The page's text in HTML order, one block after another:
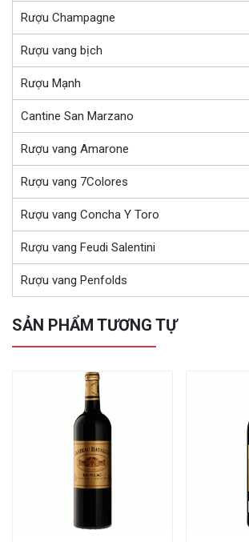
Rượu Champagne
Rượu vang bịch
Rượu Mạnh
Cantine San Marzano
Rượu vang Amarone
Rượu vang 7Colores
Rượu vang Concha Y Toro
Rượu vang Feudi Salentini
Rượu vang Penfolds
SẢN PHẨM TƯƠNG TỰ